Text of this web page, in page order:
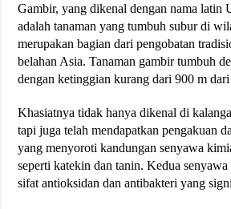
Gambir, yang dikenal dengan nama latin
adalah tanaman yang tumbuh subur di
merupakan bagian dari pengobatan
belahan Asia. Tanaman gambir tumbuh
dengan ketinggian kurang dari 900 m
Khasiatnya tidak hanya dikenal di
tapi juga telah mendapatkan pengakuan
yang menyoroti kandungan senyawa
seperti katekin dan tanin. Kedua
sifat antioksidan dan antibakteri yang